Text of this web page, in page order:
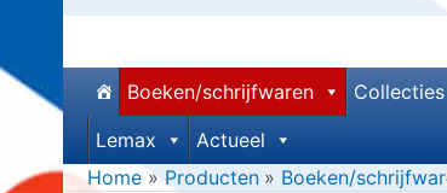
Boeken/schrijfwaren Collecties
Lemax
Actueel
Home
Producten Boeken/